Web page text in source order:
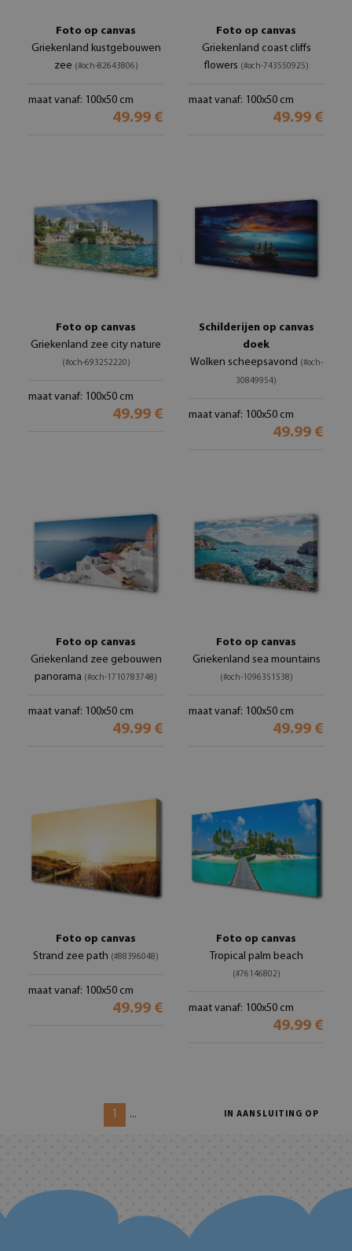
Foto op canvas
Griekenland kustgebouwen
zee (#och-82643806)
maat vanaf: 100x50 cm
49.99 €
Foto op canvas
Griekenland coast cliffs
flowers (#och-743550925)
maat vanaf: 100x50 cm
49.99 €
Foto op canvas
Griekenland zee city nature
(#och-693252220)
maat vanaf: 100x50 cm
49.99 €
Schilderijen op canvas
doek
Wolken scheepsavond (#och-
30849954)
maat vanaf: 100x50 cm
49.99 €
Foto op canvas
Griekenland zee gebouwen
panorama (#och-1710783748)
maat vanaf: 100x50 cm
49.99 €
Foto op canvas
Griekenland sea mountains
(#och-1096351538)
maat vanaf: 100x50 cm
49.99 €
Foto op canvas
Strand zee path (#88396048)
maat vanaf: 100x50 cm
49.99 €
Foto op canvas
Tropical palm beach
(#76146802)
maat vanaf: 100x50 cm
49.99 €
1 ... IN AANSLUITING OP